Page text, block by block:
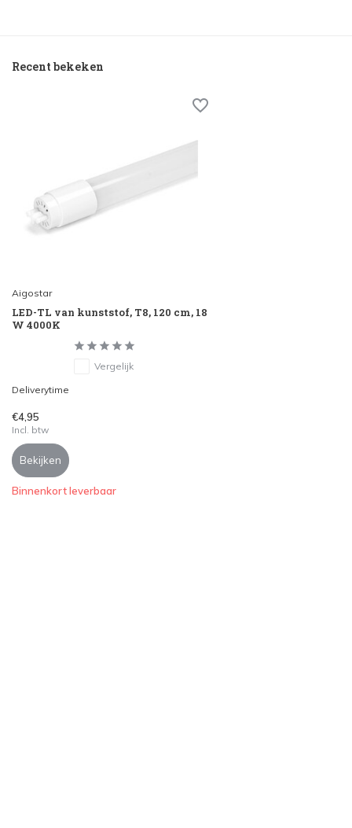
Recent bekeken
Aigostar
LED-TL van kunststof, T8, 120 cm, 18
W 4000K
Vergelijk
Deliverytime
€4,95
Incl. btw
Bekijken
Binnenkort leverbaar